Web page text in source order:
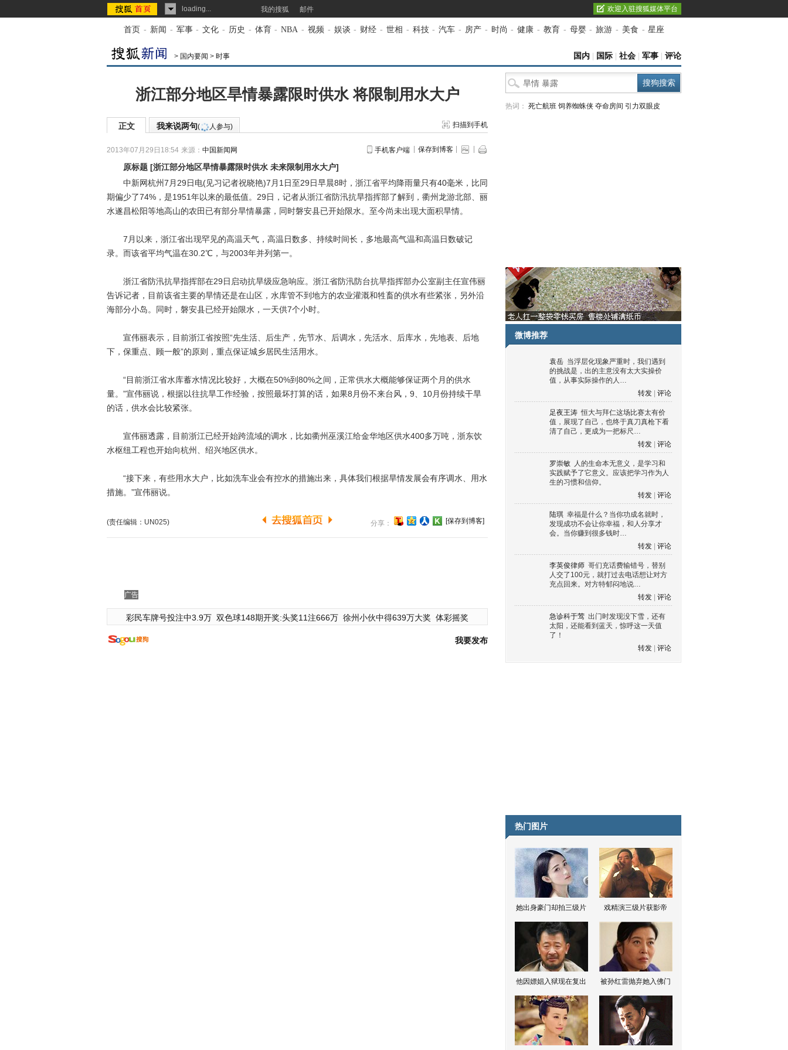
loading... 我的搜狐 邮件 欢迎入驻搜狐媒体平台
首页 - 新闻 - 军事 - 文化 - 历史 - 体育 - NBA - 视频 - 娱谈 - 财经 - 世相 - 科技 - 汽车 - 房产 - 时尚 - 健康 - 教育 - 母婴 - 旅游 - 美食 - 星座
> 国内要闻 > 时事 国内 国际 社会 军事 评论
浙江部分地区旱情暴露限时供水 将限制用水大户
正文 我来说两句( 人参与) 扫描到手机
2013年07月29日18:54 来源： 中国新闻网 手机客户端 保存到博客
原标题 [浙江部分地区旱情暴露限时供水 未来限制用水大户]
中新网杭州7月29日电(见习记者祝晓艳)7月1日至29日早晨8时，浙江省平均降雨量只有40毫米，比同
期偏少了74%，是1951年以来的最低值。29日，记者从浙江省防汛抗旱指挥部了解到，衢州龙游北部、丽
水遂昌松阳等地高山的农田已有部分旱情暴露，同时磐安县已开始限水。至今尚未出现大面积旱情。
7月以来，浙江省出现罕见的高温天气，高温日数多、持续时间长，多地最高气温和高温日数破记
录。而该省平均气温在30.2℃，与2003年并列第一。
浙江省防汛抗旱指挥部在29日启动抗旱级应急响应。浙江省防汛防台抗旱指挥部办公室副主任宣伟丽
告诉记者，目前该省主要的旱情还是在山区，水库管不到地方的农业灌溉和牲畜的供水有些紧张，另外沿
海部分小岛。同时，磐安县已经开始限水，一天供7个小时。
宣伟丽表示，目前浙江省按照“先生活、后生产，先节水、后调水，先活水、后库水，先地表、后地
下，保重点、顾一般”的原则，重点保证城乡居民生活用水。
“目前浙江省水库蓄水情况比较好，大概在50%到80%之间，正常供水大概能够保证两个月的供水
量。”宣伟丽说，根据以往抗旱工作经验，按照最坏打算的话，如果8月份不来台风，9、10月份持续干旱
的话，供水会比较紧张。
宣伟丽透露，目前浙江已经开始跨流域的调水，比如衢州巫溪江给金华地区供水400多万吨，浙东饮
水枢纽工程也开始向杭州、绍兴地区供水。
“接下来，有些用水大户，比如洗车业会有控水的措施出来，具体我们根据旱情发展会有序调水、用水
措施。”宣伟丽说。
(责任编辑：UN025) 分享： [保存到博客]
广告
彩民车牌号投注中3.9万 双色球148期开奖:头奖11注666万 徐州小伙中得639万大奖 体彩摇奖
我要发布
热词： 死亡航班 饲养蜘蛛侠 夺命房间 引力双眼皮
微博推荐
袁岳 当浮层化现象严重时，我们遇到
的挑战是，出的主意没有太大实操价
值，从事实际操作的人…
转发
评论
足夜王涛 恒大与拜仁这场比赛太有价
值，展现了自己，也终于真刀真枪下看
清了自己，更成为一把标尺…
转发
评论
罗崇敏 人的生命本无意义，是学习和
实践赋予了它意义。应该把学习作为人
生的习惯和信仰。
转发
评论
陆琪 幸福是什么？当你功成名就时，
发现成功不会让你幸福，和人分享才
会。当你赚到很多钱时…
转发
评论
李英俊律师 哥们充话费输错号，替别
人交了100元，就打过去电话想让对方
充点回来。对方特郁闷地说…
转发
评论
急诊科于莺 出门时发现没下雪，还有
太阳，还能看到蓝天，惊呼这一天值
了！
转发
评论
热门图片
她出身豪门却拍三级片 戏精演三级片获影帝
他因嫖娼入狱现在复出 被孙红雷抛弃她入佛门